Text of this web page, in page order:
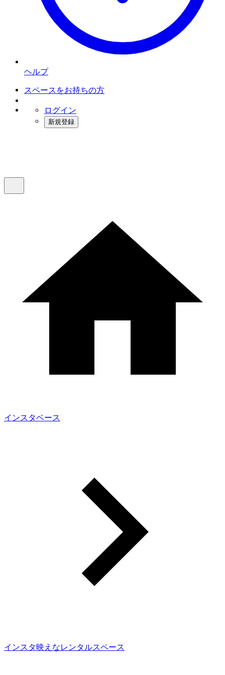
ヘルプ
スペースをお持ちの方
ログイン
新規登録
インスタベース
インスタ映えなレンタルスペース